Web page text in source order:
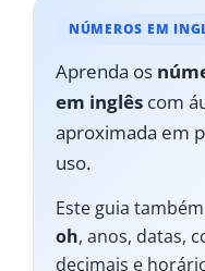
NÚMEROS EM
Aprenda os
em inglês com
aproximada em
uso.
Este guia
oh, anos, datas,
decimais e